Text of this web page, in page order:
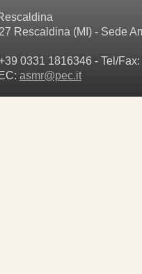
Rescaldina (MI) - Sede
0331 1816346 - Tel/
asmr@pec.it